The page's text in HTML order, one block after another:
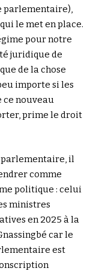
parlementaire),
le met en place.
pour notre
juridique de
de la chose
importe si les
ce nouveau
prime le droit
il
comme
politique : celui
ministres
en 2025 à la
car le
est